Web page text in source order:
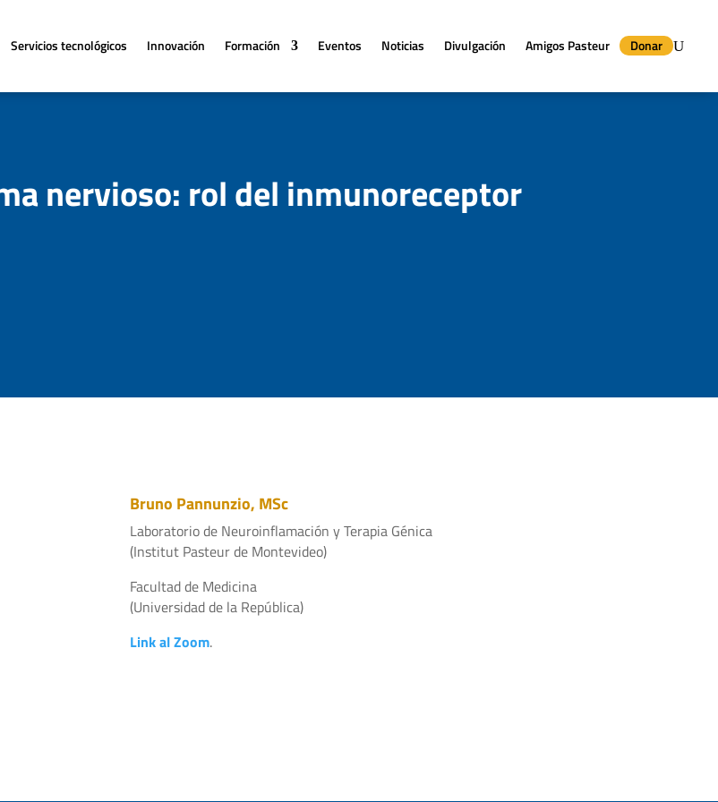
Servicios tecnológicos Innovación Formación Eventos Noticias Divulgación Amigos Pasteur Donar
nervioso: rol del inmunoreceptor
Bruno Pannunzio, MSc
Laboratorio de Neuroinflamación y Terapia Génica
(Institut Pasteur de Montevideo)
Facultad de Medicina
(Universidad de la República)
Link al Zoom.